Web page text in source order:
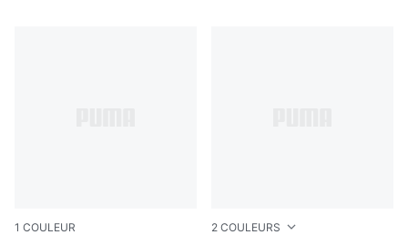
1 COULEUR 2 COULEURS